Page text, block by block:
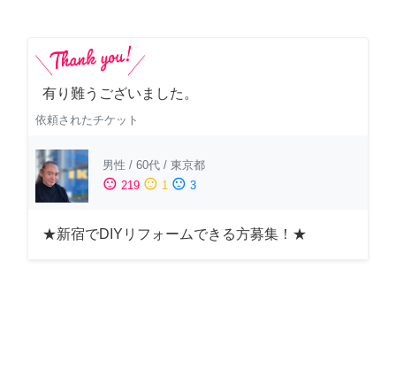
有り難うございました。
依頼されたチケット
男性 / 60代 / 東京都
sentiment_satisfied 219 sentiment_neutral 1 sentiment_dissatisfied 3
★新宿でDIYリフォームできる方募集！★